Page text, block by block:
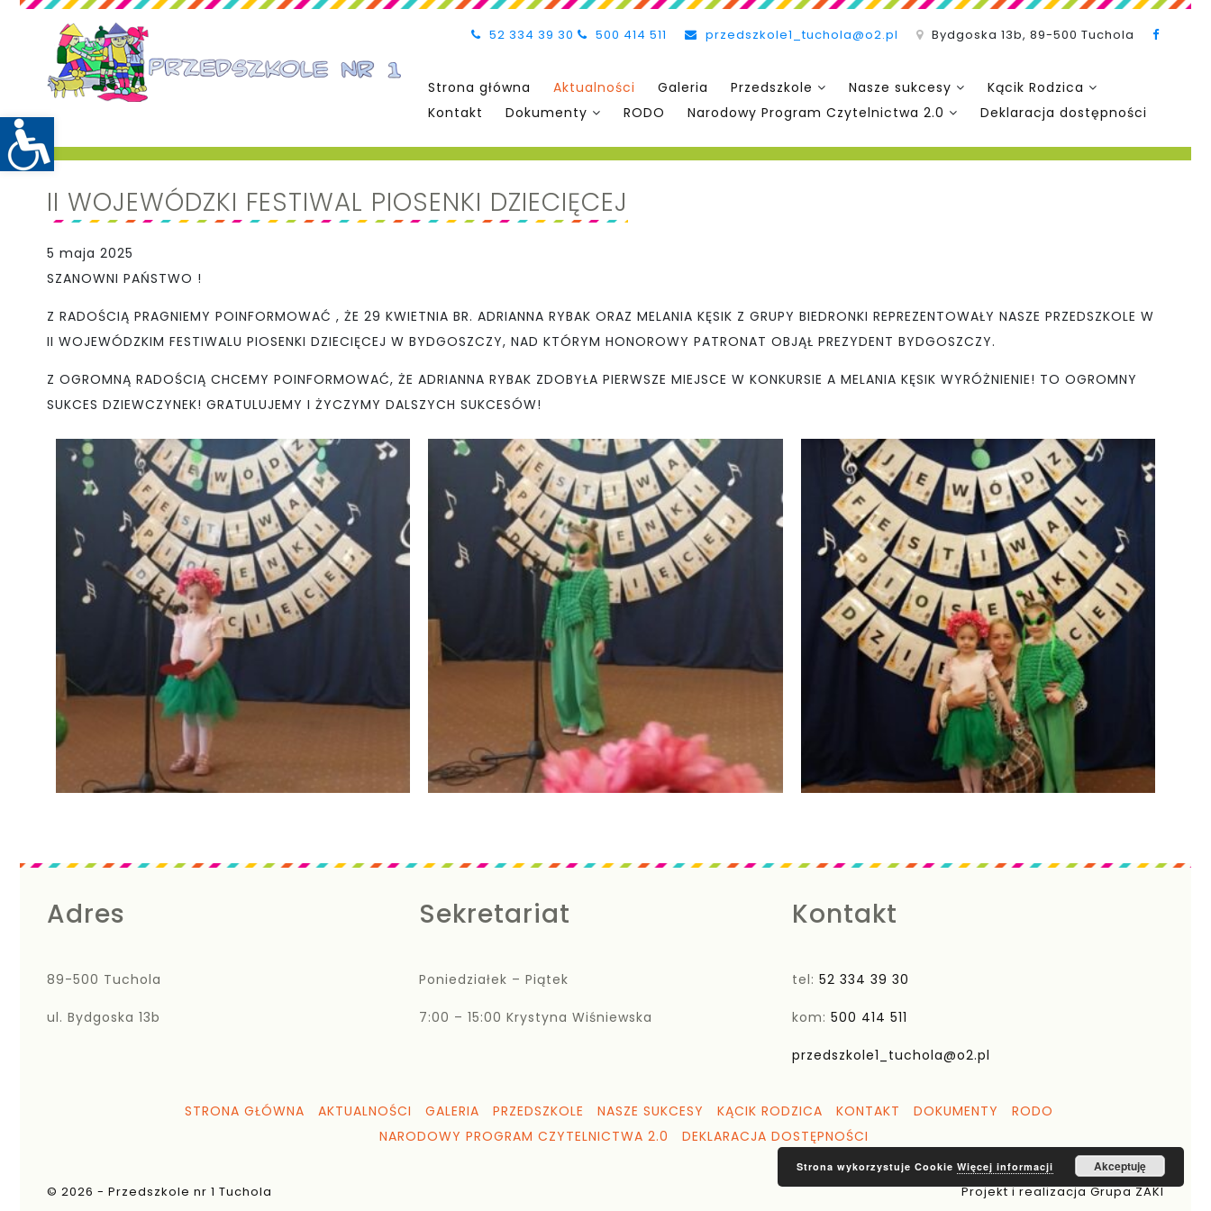
52 334 39 30 500 414 511 przedszkole1_tuchola@o2.pl Bydgoska 13b, 89-500 Tuchola
Strona główna Aktualności Galeria Przedszkole Nasze sukcesy
Kącik Rodzica
Kontakt
Dokumenty RODO Narodowy Program Czytelnictwa 2.0 Deklaracja dostępności
II WOJEWÓDZKI FESTIWAL PIOSENKI DZIECIĘCEJ
5 maja 2025
SZANOWNI PAŃSTWO !
Z RADOŚCIĄ PRAGNIEMY POINFORMOWAĆ , ŻE 29 KWIETNIA BR. ADRIANNA RYBAK ORAZ MELANIA KĘSIK Z GRUPY BIEDRONKI REPREZENTOWAŁY NASZE PRZEDSZKOLE W
II WOJEWÓDZKIM FESTIWALU PIOSENKI DZIECIĘCEJ W BYDGOSZCZY, NAD KTÓRYM HONOROWY PATRONAT OBJĄŁ PREZYDENT BYDGOSZCZY.
Z OGROMNĄ RADOŚCIĄ CHCEMY POINFORMOWAĆ, ŻE ADRIANNA RYBAK ZDOBYŁA PIERWSZE MIEJSCE W KONKURSIE A MELANIA KĘSIK WYRÓŻNIENIE! TO OGROMNY
SUKCES DZIEWCZYNEK! GRATULUJEMY I ŻYCZYMY DALSZYCH SUKCESÓW!
Adres
89-500 Tuchola
ul. Bydgoska 13b
Sekretariat
Poniedziałek – Piątek
7:00 – 15:00 Krystyna Wiśniewska
Kontakt
tel: 52 334 39 30
kom: 500 414 511
przedszkole1_tuchola@o2.pl
STRONA GŁÓWNA AKTUALNOŚCI GALERIA PRZEDSZKOLE NASZE SUKCESY KĄCIK RODZICA KONTAKT DOKUMENTY
RODO
NARODOWY PROGRAM CZYTELNICTWA 2.0
DEKLARACJA DOSTĘPNOŚCI
© 2026 - Przedszkole nr 1 Tuchola Projekt i realizacja Grupa ZAKI
Strona wykorzystuje Cookie Więcej informacji Akceptuję